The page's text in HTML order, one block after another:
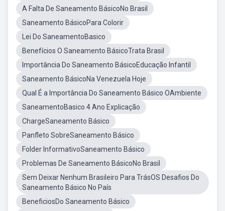
A Falta De Saneamento BásicoNo Brasil
Saneamento BásicoPara Colorir
Lei Do SaneamentoBasico
Benefícios O Saneamento BásicoTrata Brasil
Importância Do Saneamento BásicoEducação Infantil
Saneamento BásicoNa Venezuela Hoje
Qual É a Importância Do Saneamento Básico OAmbiente
SaneamentoBasico 4 Ano Explicação
ChargeSaneamento Básico
Panfleto SobreSaneamento Básico
Folder InformativoSaneamento Básico
Problemas De Saneamento BásicoNo Brasil
Sem Deixar Nenhum Brasileiro Para TrásOS Desafios Do
Saneamento Básico No País
BeneficiosDo Saneamento Básico